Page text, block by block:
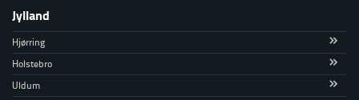
Jylland
Hjørring
Holstebro
Uldum